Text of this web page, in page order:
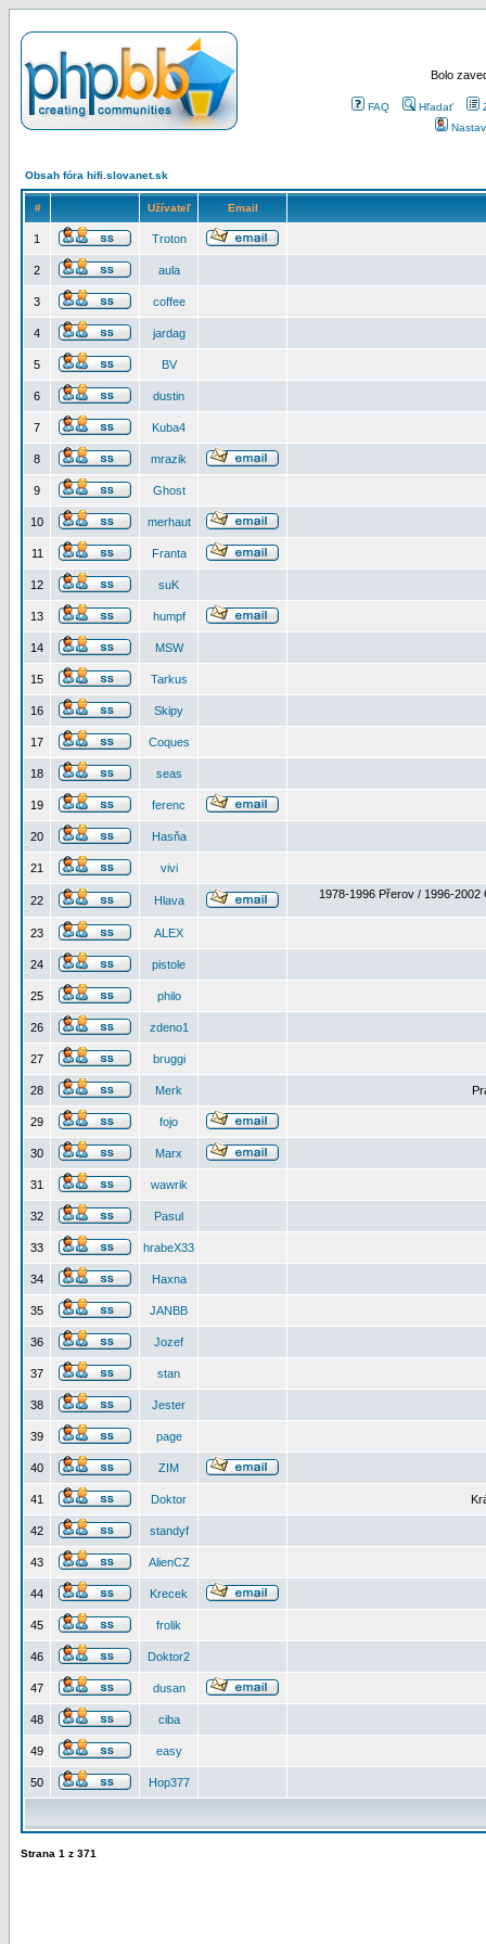
Bolo
FAQ Hľadať
Obsah fóra hifi.slovanet.sk
# Užívateľ Email
1 Troton
2 aula
3 coffee
4 jardag
5 BV
6 dustin
7 Kuba4
8 mrazik
9 Ghost
10 merhaut
11 Franta
12 suK
13 humpf
14 MSW
15 Tarkus
16 Skipy
17 Coques
18 seas
19 ferenc
20 Hasňa
21 vivi
22 Hlava 1978-1996 Přerov / 1996-2002
23 ALEX
24 pistole
25 philo
26 zdeno1
27 bruggi
28 Merk
29 fojo
30 Marx
31 wawrik
32 Pasul
33 hrabeX33
34 Haxna
35 JANBB
36 Jozef
37 stan
38 Jester
39 page
40 ZIM
41 Doktor
42 standyf
43 AlienCZ
44 Krecek
45 frolik
46 Doktor2
47 dusan
48 ciba
49 easy
50 Hop377
Strana 1 z 371